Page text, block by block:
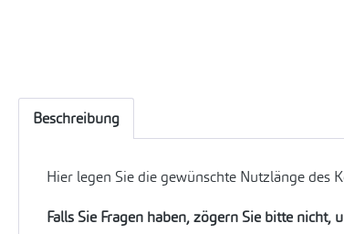
Beschreibung
Hier legen Sie die gewünschte Nutzlänge des
Falls Sie Fragen haben, zögern Sie bitte